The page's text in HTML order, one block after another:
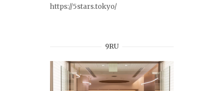
https://5stars.tokyo/
9RU